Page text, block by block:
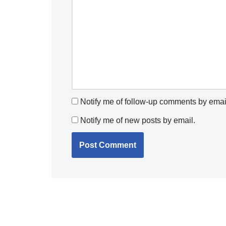
Notify me of follow-up comments by
Notify me of new posts by email.